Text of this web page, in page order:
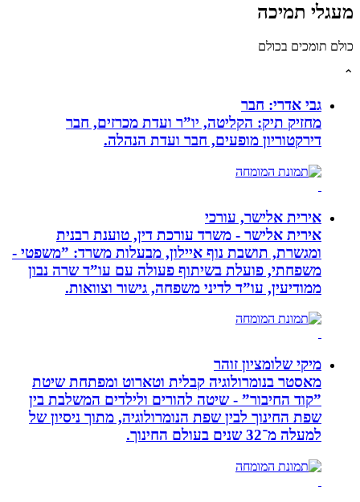
תמיכה
בכולם
גבי אדרי: חבר
מחזיק תיק: הקליטה, יו”ר ועדת מכרזים, חבר
דירקטוריון מופעים, חבר ועדת הנהלה.
אירית אלישר, עורכי
אירית אלישר - משרד עורכת דין, טוענת רבנית
ומגשרת, תושבת נוף איילון, מבעלות משרד: ”משפטי -
משפחתי, פועלת בשיתוף פעולה עם עו”ד שרה נבון
ממודיעין, עו”ד לדיני משפחה, גישור וצוואות.
מיקי שלומציון זוהר
מאסטר בנומרולוגיה קבלית וטארוט ומפתחת שיטת
”קוד החיבור” - שיטה להורים ולילדים המשלבת בין
שפת החינוך לבין שפת הנומרולוגיה, מתוך ניסיון של
למעלה מ־32 שנים בעולם החינוך.